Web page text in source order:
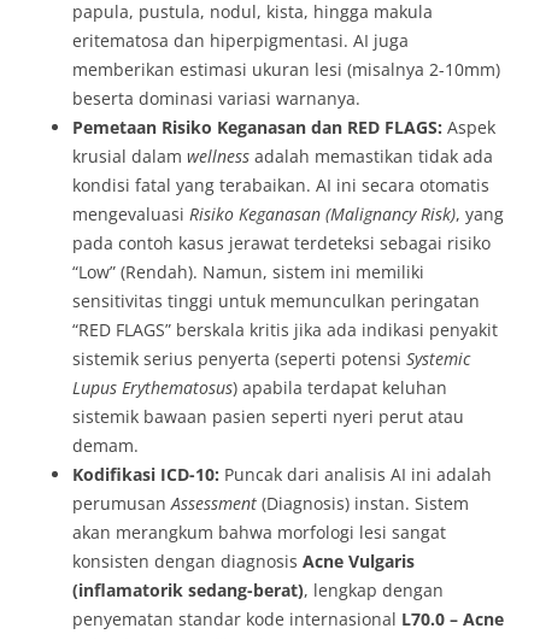
papula, pustula, nodul, kista, hingga makula
eritematosa dan hiperpigmentasi. AI juga
memberikan estimasi ukuran lesi (misalnya 2-10mm)
beserta dominasi variasi warnanya.
Pemetaan Risiko Keganasan dan RED FLAGS: Aspek
krusial dalam wellness adalah memastikan tidak ada
kondisi fatal yang terabaikan. AI ini secara otomatis
mengevaluasi Risiko Keganasan (Malignancy Risk), yang
pada contoh kasus jerawat terdeteksi sebagai risiko
“Low” (Rendah). Namun, sistem ini memiliki
sensitivitas tinggi untuk memunculkan peringatan
“RED FLAGS” berskala kritis jika ada indikasi penyakit
sistemik serius penyerta (seperti potensi Systemic
Lupus Erythematosus) apabila terdapat keluhan
sistemik bawaan pasien seperti nyeri perut atau
demam.
Kodifikasi ICD-10: Puncak dari analisis AI ini adalah
perumusanAssessment (Diagnosis) instan. Sistem
akan merangkum bahwa morfologi lesi sangat
konsisten dengan diagnosis Acne Vulgaris
(inflamatorik sedang-berat), lengkap dengan
penyematan standar kode internasional L70.0 – Acne